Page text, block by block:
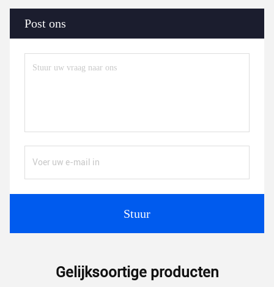
Post ons
Stuur
Gelijksoortige producten